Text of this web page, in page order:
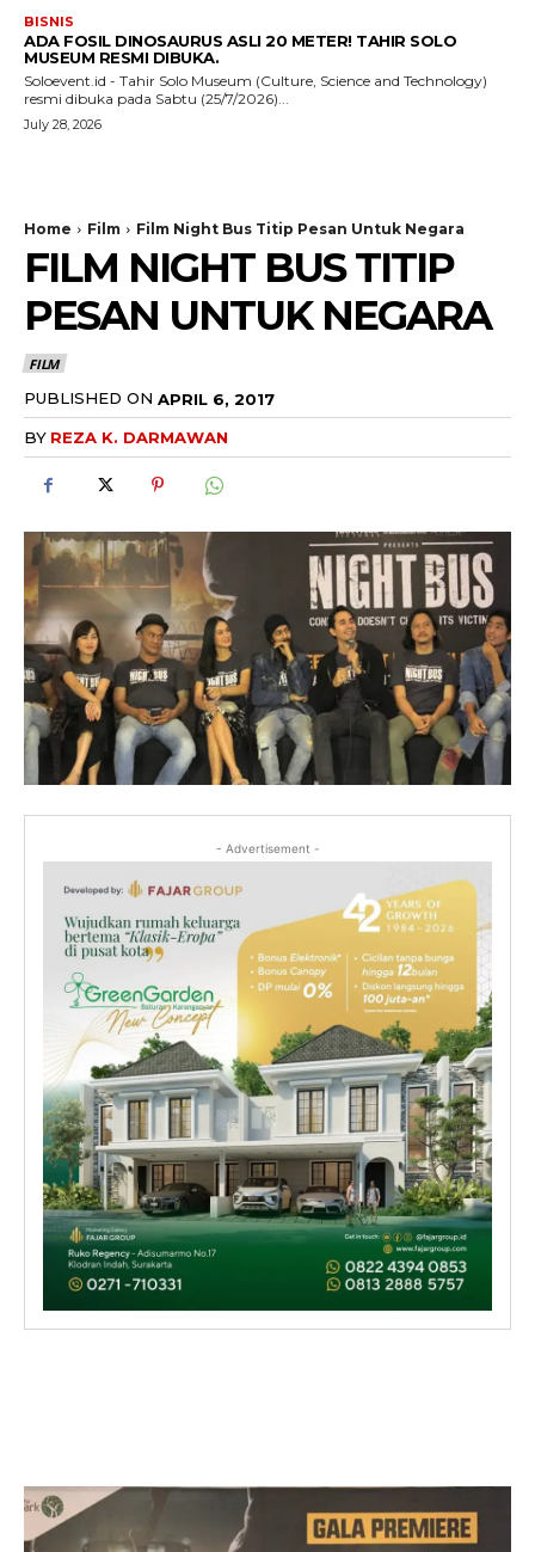
BISNIS
ADA FOSIL DINOSAURUS ASLI 20 METER! TAHIR SOLO
MUSEUM RESMI DIBUKA.
Soloevent.id - Tahir Solo Museum (Culture, Science and Technology)
resmi dibuka pada Sabtu (25/7/2026)...
July 28, 2026